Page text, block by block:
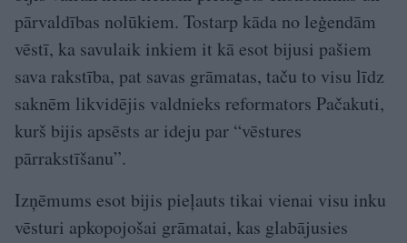
pārvaldības nolūkiem. Tostarp kāda no leģendām
vēstī, ka savulaik inkiem it kā esot bijusi pašiem
sava rakstība, pat savas grāmatas, taču to visu līdz
saknēm likvidējis valdnieks reformators Pačakuti,
kurš bijis apsēsts ar ideju par “vēstures
pārrakstīšanu”.
Izņēmums esot bijis pieļauts tikai vienai visu inku
vēsturi apkopojošai grāmatai, kas glabājusies